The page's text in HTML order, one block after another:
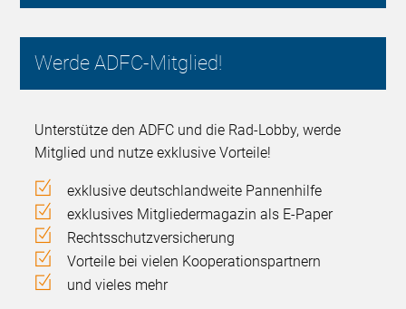
Werde ADFC-Mitglied!
Unterstütze den ADFC und die Rad-Lobby, werde
Mitglied und nutze exklusive Vorteile!
exklusive deutschlandweite Pannenhilfe
exklusives Mitgliedermagazin als E-Paper
Rechtsschutzversicherung
Vorteile bei vielen Kooperationspartnern
und vieles mehr